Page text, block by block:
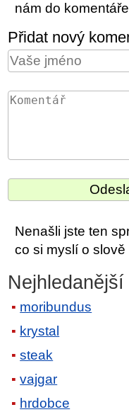
nám do
Přidat nový
Nenašli jste ten
co si myslí o
moribundus
krystal
steak
vajgar
hrdobce